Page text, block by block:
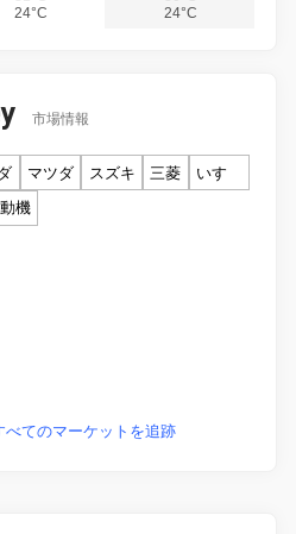
24°C
24°C
市場情報
マツダ スズキ 三菱
いすゞ
機
てのマーケットを追跡